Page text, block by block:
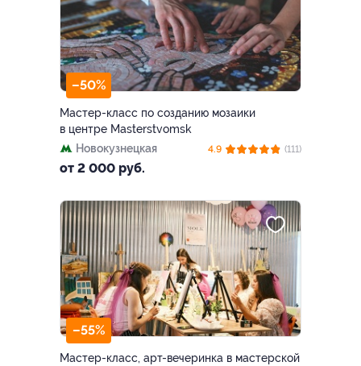
–50%
Мастер-класс по созданию мозаики
в центре Masterstvomsk
Новокузнецкая
от 2 000 руб.
4.9 (111)
–55%
Мастер-класс, арт-вечеринка в мастерской